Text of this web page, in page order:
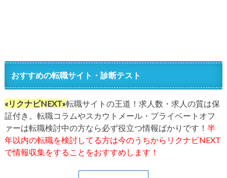
おすすめの転職サイト・診断テスト
«リクナビNEXT»転職サイトの王道！求人数・求人の質は保
証付き。転職コラムやスカウトメール・プライベートオフ
ァーは転職検討中の方なら必ず役立つ情報ばかりです！ 半
年以内の転職を検討してる方は今のうちからリクナビNEXT
で情報収集をすることをおすすめします！